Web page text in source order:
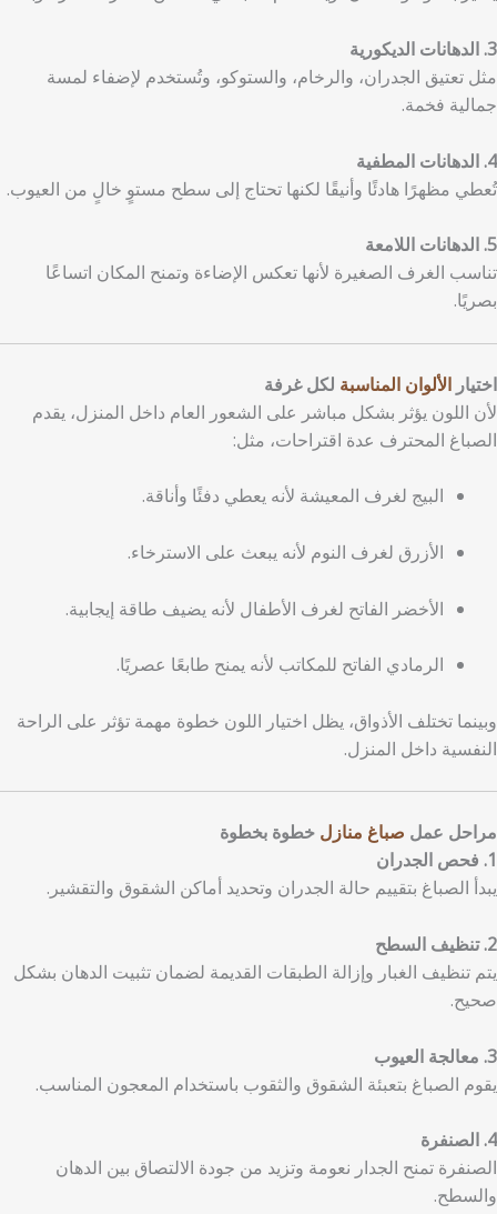
3. الدهانات الديكورية
مثل تعتيق الجدران، والرخام، والستوكو، وتُستخدم لإضفاء لمسة
جمالية فخمة.
4. الدهانات المطفية
تُعطي مظهرًا هادئًا وأنيقًا لكنها تحتاج إلى سطح مستوٍ خالٍ من العيوب.
5. الدهانات اللامعة
تناسب الغرف الصغيرة لأنها تعكس الإضاءة وتمنح المكان اتساعًا
بصريًا.
اختيار الألوان المناسبة لكل غرفة
لأن اللون يؤثر بشكل مباشر على الشعور العام داخل المنزل، يقدم
الصباغ المحترف عدة اقتراحات، مثل:
البيج لغرف المعيشة لأنه يعطي دفئًا وأناقة.
الأزرق لغرف النوم لأنه يبعث على الاسترخاء.
الأخضر الفاتح لغرف الأطفال لأنه يضيف طاقة إيجابية.
الرمادي الفاتح للمكاتب لأنه يمنح طابعًا عصريًا.
وبينما تختلف الأذواق، يظل اختيار اللون خطوة مهمة تؤثر على الراحة
النفسية داخل المنزل.
مراحل عمل صباغ منازل خطوة بخطوة
1. فحص الجدران
يبدأ الصباغ بتقييم حالة الجدران وتحديد أماكن الشقوق والتقشير.
2. تنظيف السطح
يتم تنظيف الغبار وإزالة الطبقات القديمة لضمان تثبيت الدهان بشكل
صحيح.
3. معالجة العيوب
يقوم الصباغ بتعبئة الشقوق والثقوب باستخدام المعجون المناسب.
4. الصنفرة
الصنفرة تمنح الجدار نعومة وتزيد من جودة الالتصاق بين الدهان
والسطح.